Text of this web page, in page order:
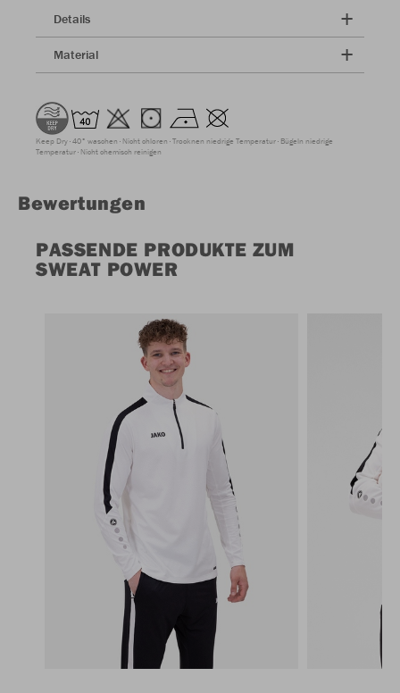
Details
Material
Keep Dry 40° waschen Nicht chloren Trocknen niedrige Temperatur Bügeln niedrige
Temperatur Nicht chemisch reinigen
Bewertungen
PASSENDE PRODUKTE ZUM
SWEAT POWER